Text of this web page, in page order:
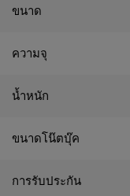
ขนาด
ความจุ
น้ำหนัก
ขนาดโน๊ตบุ๊ค
การรับประกัน